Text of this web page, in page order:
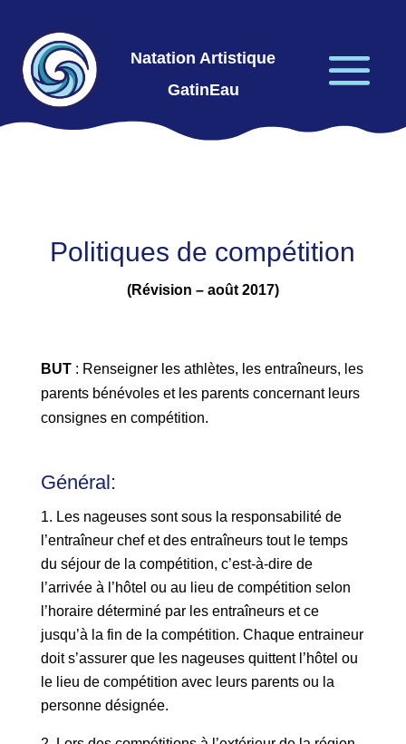
Natation Artistique
GatinEau
Politiques de compétition
(Révision – août 2017)
BUT: Renseigner les athlètes, les entraîneurs, les
parents bénévoles et les parents concernant leurs
consignes en compétition.
Général:
Les nageuses sont sous la responsabilité de
l’entraîneur chef et des entraîneurs tout le temps
du séjour de la compétition, c’est-à-dire de
l’arrivée à l’hôtel ou au lieu de compétition selon
l’horaire déterminé par les entraîneurs et ce
jusqu’à la fin de la compétition. Chaque entraineur
doit s’assurer que les nageuses quittent l’hôtel ou
le lieu de compétition avec leurs parents ou la
personne désignée.